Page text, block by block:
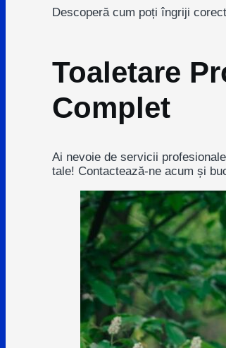
Descoperă cum poți îngriji
Toaletare
Complet
Ai nevoie de servicii
tale! Contactează-ne acum și